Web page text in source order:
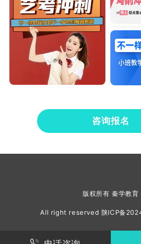
咨询报名
版权所有 秦学教育
All right reserved 陕ICP备